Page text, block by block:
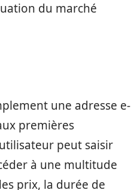
du marché
une adresse e-
premières
peut saisir
à une multitude
prix, la durée de